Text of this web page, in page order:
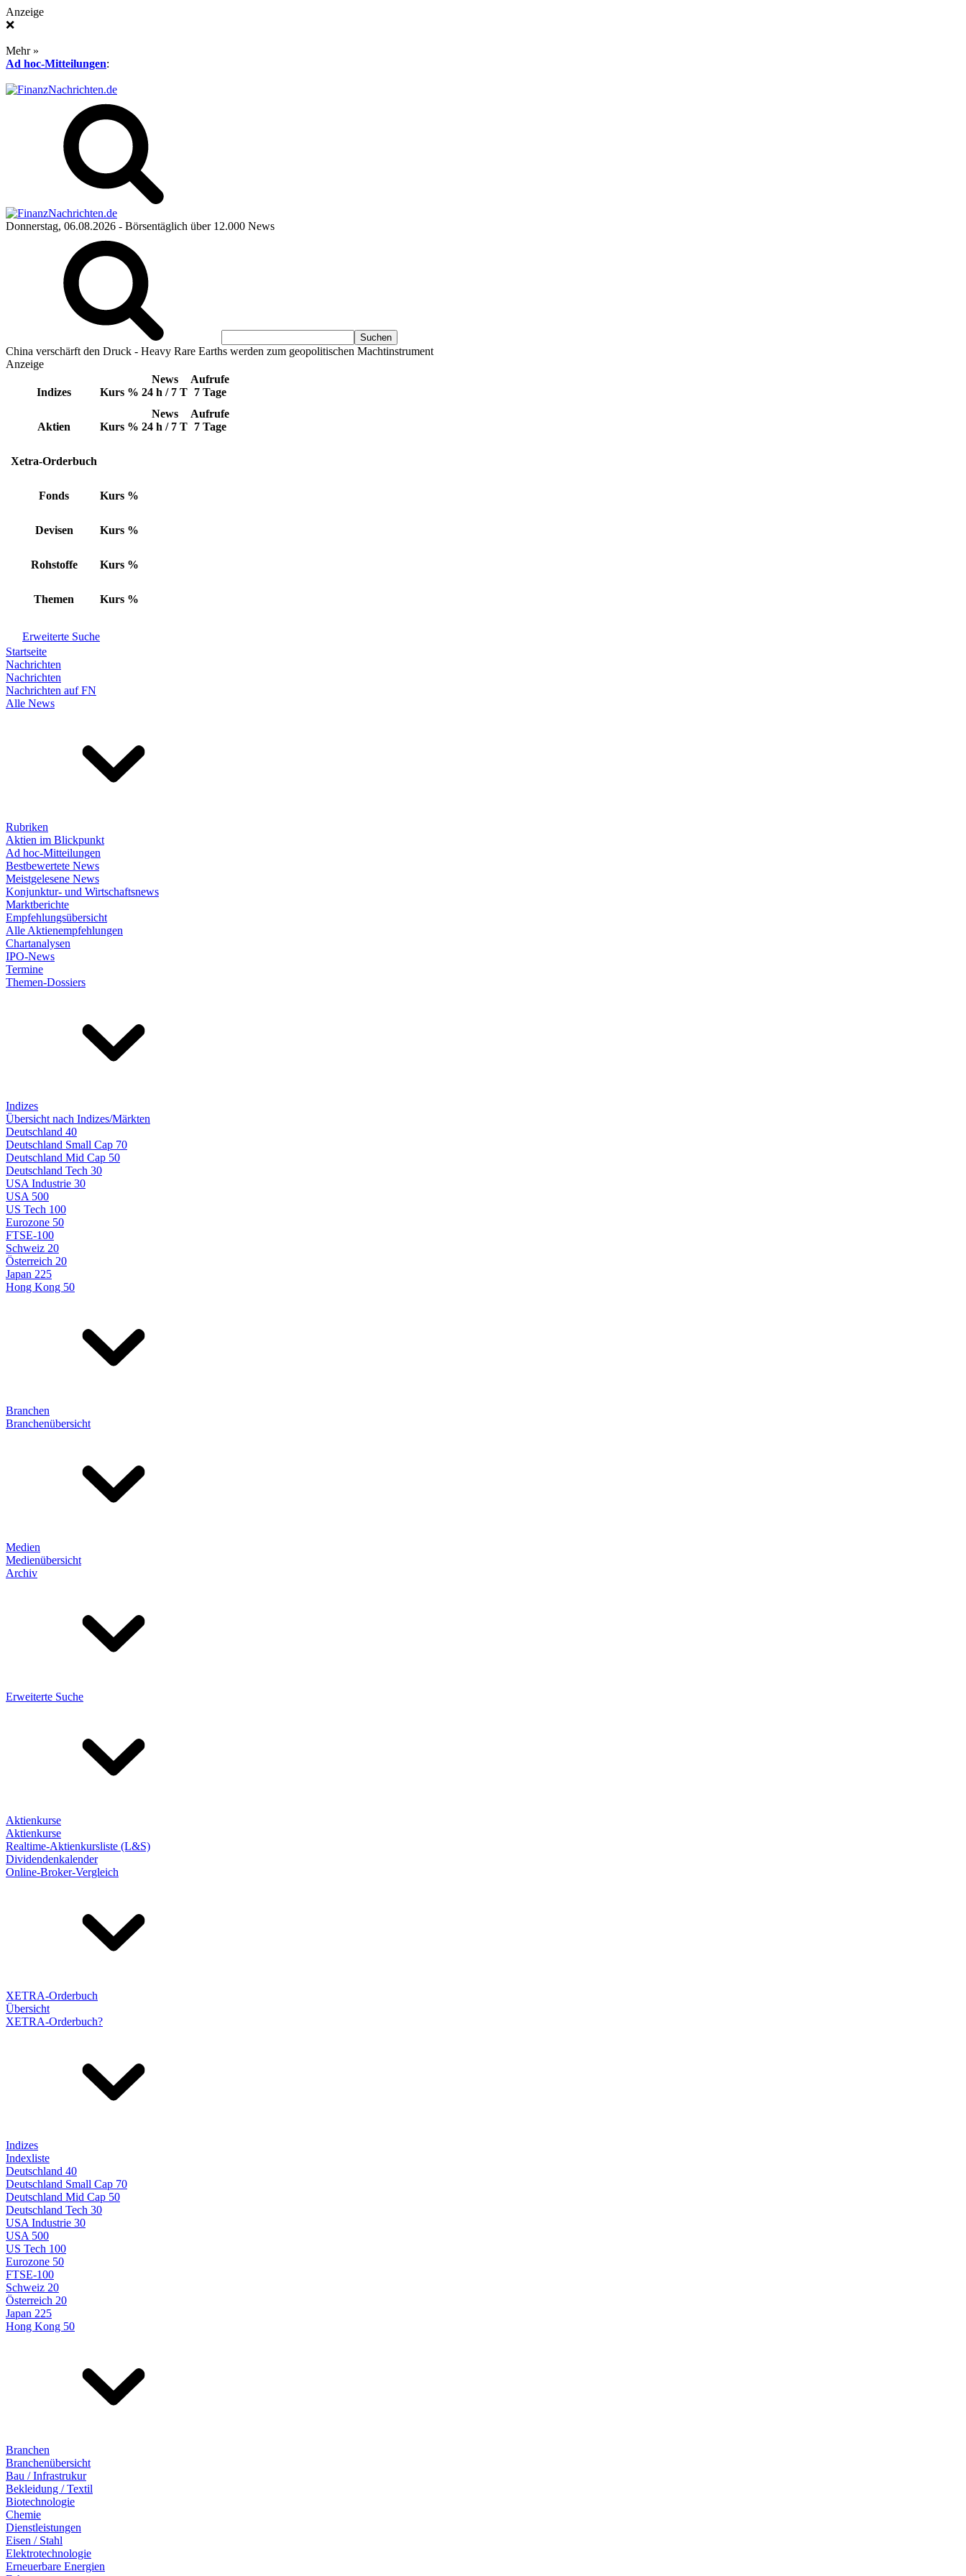
Anzeige
❌
Mehr »
Ad hoc-Mitteilungen:
Donnerstag, 06.08.2026 - Börsentäglich über 12.000 News
China verschärft den Druck - Heavy Rare Earths werden zum geopolitischen Machtinstrument
Anzeige
Indizes Kurs %
News
24 h / 7 T
Aufrufe
7 Tage
Aktien Kurs %
News
24 h / 7 T
Aufrufe
7 Tage
Xetra-Orderbuch
Fonds Kurs %
Devisen Kurs %
Rohstoffe Kurs %
Themen Kurs %
Erweiterte Suche
Startseite
Nachrichten
Nachrichten
Nachrichten auf FN
Alle News
Rubriken
Aktien im Blickpunkt
Ad hoc-Mitteilungen
Bestbewertete News
Meistgelesene News
Konjunktur- und Wirtschaftsnews
Marktberichte
Empfehlungsübersicht
Alle Aktienempfehlungen
Chartanalysen
IPO-News
Termine
Themen-Dossiers
Indizes
Übersicht nach Indizes/Märkten
Deutschland 40
Deutschland Small Cap 70
Deutschland Mid Cap 50
Deutschland Tech 30
USA Industrie 30
USA 500
US Tech 100
Eurozone 50
FTSE-100
Schweiz 20
Österreich 20
Japan 225
Hong Kong 50
Branchen
Branchenübersicht
Medien
Medienübersicht
Archiv
Erweiterte Suche
Aktienkurse
Aktienkurse
Realtime-Aktienkursliste (L&S)
Dividendenkalender
Online-Broker-Vergleich
XETRA-Orderbuch
Übersicht
XETRA-Orderbuch?
Indizes
Indexliste
Deutschland 40
Deutschland Small Cap 70
Deutschland Mid Cap 50
Deutschland Tech 30
USA Industrie 30
USA 500
US Tech 100
Eurozone 50
FTSE-100
Schweiz 20
Österreich 20
Japan 225
Hong Kong 50
Branchen
Branchenübersicht
Bau / Infrastrukur
Bekleidung / Textil
Biotechnologie
Chemie
Dienstleistungen
Eisen / Stahl
Elektrotechnologie
Erneuerbare Energien